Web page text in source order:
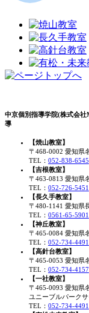
中京個別指導学院(株式会
導
【焼山教室】
〒468-0002 愛知県
TEL： 052-838-6545
【吉根教室】
〒463-0813 愛知県
TEL： 052-726-5451
【長久手教室】
〒480-1141 愛知県
TEL： 0561-65-5901
【神丘教室】
〒465-0084 愛知県
TEL： 052-734-4491
【高針台教室】
〒465-0053 愛知県
TEL： 052-734-4157
【一社教室】
〒465-0093 愛知県
ユニーブルパーク
TEL： 052-734-4491